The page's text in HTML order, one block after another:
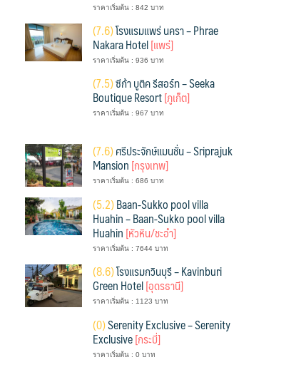
ราคาเริ่มต้น : 842 บาท
(7.6)โรงแรมแพร่ นครา – Phrae
Nakara Hotel[แพร่]
ราคาเริ่มต้น : 936 บาท
(7.5)ซีก้า บูติค รีสอร์ท – Seeka
Boutique Resort[ภูเก็ต]
ราคาเริ่มต้น : 967 บาท
(7.6)ศรีประจักษ์แมนชั่น – Sriprajuk
Mansion[กรุงเทพ]
ราคาเริ่มต้น : 686 บาท
(5.2)Baan-Sukko pool villa
Huahin – Baan-Sukko pool villa
Huahin[หัวหิน/ชะอำ]
ราคาเริ่มต้น : 7644 บาท
(8.6)โรงแรมกวินบุรี – Kavinburi
Green Hotel[อุดรธานี]
ราคาเริ่มต้น : 1123 บาท
(0)Serenity Exclusive – Serenity
Exclusive[กระบี่]
ราคาเริ่มต้น : 0 บาท